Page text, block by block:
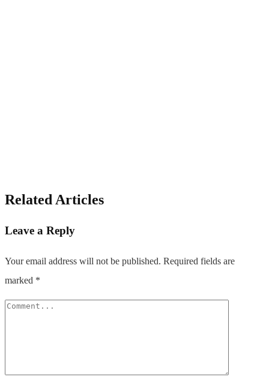
Related Articles
Leave a Reply
Your email address will not be published. Required fields are
marked *